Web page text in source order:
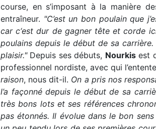
course, en s’imposant à la manière
entraîneur. "C’est un bon poulain que
car c‘est dur de gagner tête et corde
poulains depuis le début de sa
plaisir."Depuis ses débuts, Nourkisest
professionnel nordiste, avec qui
raison, nous dit-il. On a pris nos
l’a façonné depuis le début de sa
très bons lots et ses références
pas étonnés. Il évolue dans le bon